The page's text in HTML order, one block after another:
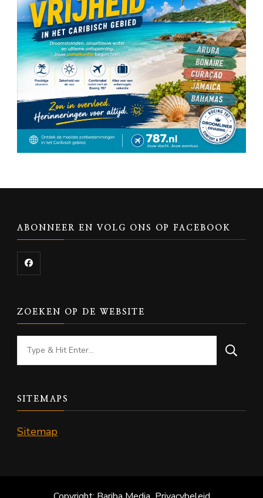
ABONNEER EN VOLG ONS OP FACEBOOK
ZOEKEN OP DE WEBSITE
Looking
for
SITEMAPS
Sitemap